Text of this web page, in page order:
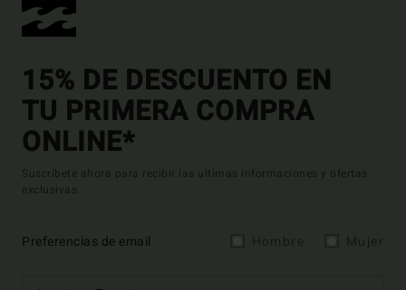
15% DE DESCUENTO EN
TU PRIMERA COMPRA
ONLINE*
Suscríbete ahora para recibir las ultimas informaciones y ofertas
exclusivas.
Preferencias de email